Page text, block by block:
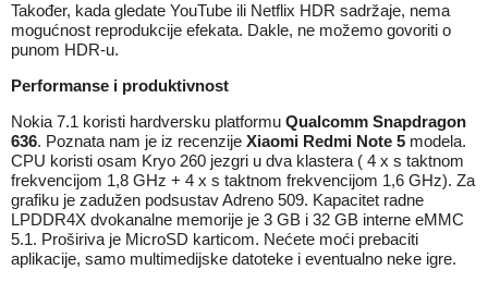
Također, kada gledate YouTube ili Netflix HDR sadržaje, nema
mogućnost reprodukcije efekata. Dakle, ne možemo govoriti o
punom HDR-u.
Performanse i produktivnost
Nokia 7.1 koristi hardversku platformu Qualcomm Snapdragon
636. Poznata nam je iz recenzije Xiaomi Redmi Note 5 modela.
CPU koristi osam Kryo 260 jezgri u dva klastera ( 4 x s taktnom
frekvencijom 1,8 GHz + 4 x s taktnom frekvencijom 1,6 GHz). Za
grafiku je zadužen podsustav Adreno 509. Kapacitet radne
LPDDR4X dvokanalne memorije je 3 GB i 32 GB interne eMMC
5.1. Proširiva je MicroSD karticom. Nećete moći prebaciti
aplikacije, samo multimedijske datoteke i eventualno neke igre.